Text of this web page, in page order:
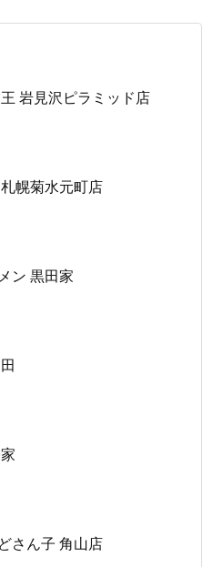
岩見沢ピラミッド店
幌菊水元町店
ン 黒田家
さん子 角山店